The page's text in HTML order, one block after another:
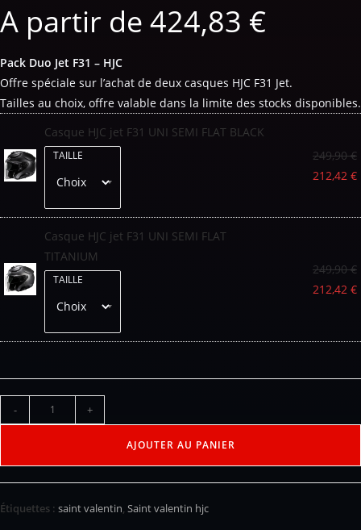
A partir de 424,83 €
Pack Duo Jet F31 – HJC
Offre spéciale sur l’achat de deux casques HJC F31 Jet.
Tailles au choix, offre valable dans la limite des stocks disponibles.
Casque HJC jet F31 UNI SEMI FLAT BLACK
TAILLE 249,90€
212,42 €
Casque HJC jet F31 UNI SEMI FLAT
TITANIUM
TAILLE
249,90€
212,42 €
- +
AJOUTER AU PANIER
Étiquettes : saint valentin, Saint valentin hjc